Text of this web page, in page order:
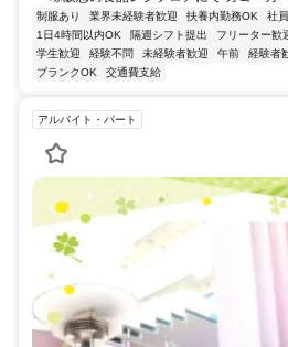
制服あり 業界未経験者歓迎 扶養内勤務OK 社
1日4時間以内OK
隔週シフト提出 フリーター歓
学生歓迎
経験不問 未経験者歓迎 午前 経験者
ブランクOK
交通費支給
アルバイト・パート